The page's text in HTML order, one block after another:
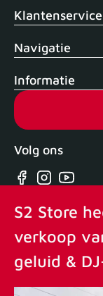
Klantenservice
Navigatie
Informatie
Volg ons
Facebook
Instagram
YouTube
S2 Store
verkoop
geluid &